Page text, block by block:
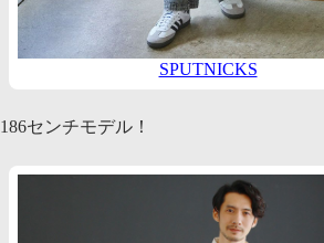
SPUTNICKS
186センチモデル！